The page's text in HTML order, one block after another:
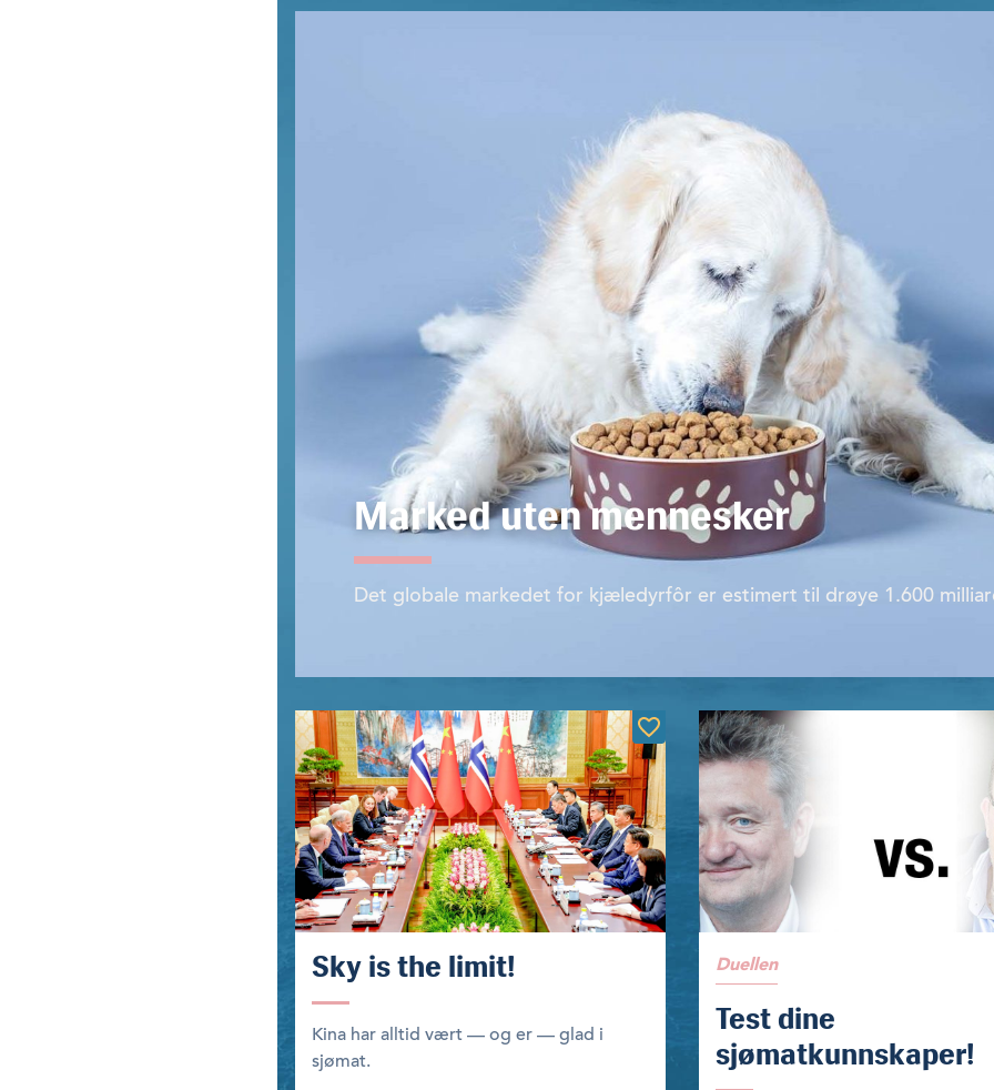
Marked uten mennesker
Det globale markedet for kjæledyrfôr er estimert til drøye 1.600
Sky is the limit!
Kina har alltid vært — og er — glad i
sjømat.
Duellen
Test dine
sjømatkunnskaper!